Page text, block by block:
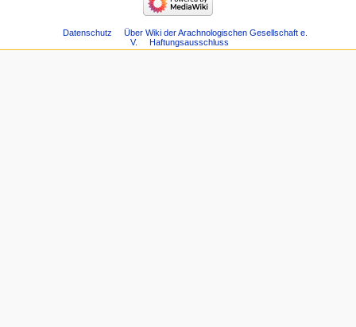
Datenschutz
Über Wiki der Arachnologischen Gesellschaft e.
V.
Haftungsausschluss